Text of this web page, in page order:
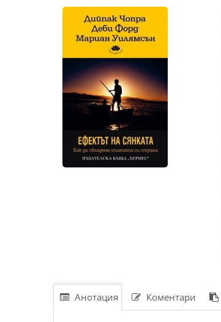
Анотация Коментари